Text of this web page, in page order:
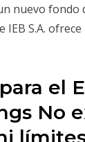
nuevo
S.A.
el
No